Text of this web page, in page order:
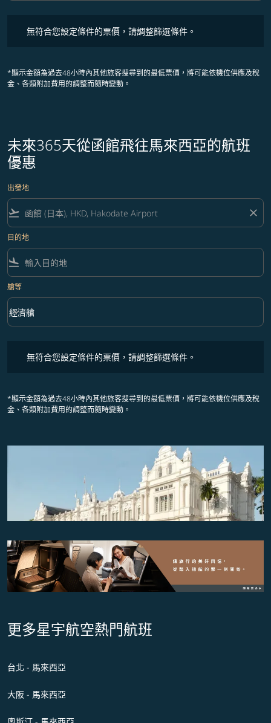
無符合您設定條件的票價，請調整篩選條件。
*顯示金額為過去48小時內其他旅客搜尋到的最低票價，將可能依機位供應及稅
金、各類附加費用的調整而隨時變動。
未來365天從函館飛往馬來西亞的航班
優惠
出發地
flight_takeoff close
目的地
flight_land
艙等
艙等 option 經濟艙 Selected
經濟艙
keyboard_arrow_down
無符合您設定條件的票價，請調整篩選條件。
*顯示金額為過去48小時內其他旅客搜尋到的最低票價，將可能依機位供應及稅
金、各類附加費用的調整而隨時變動。
更多星宇航空熱門航班
台北 - 馬來西亞
大阪 - 馬來西亞